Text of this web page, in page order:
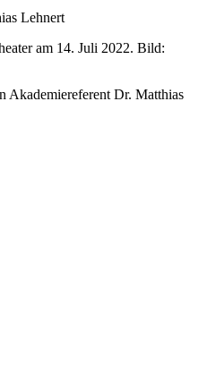
Lehnert
am 14. Juli 2022. Bild:
Akademiereferent Dr. Matthias